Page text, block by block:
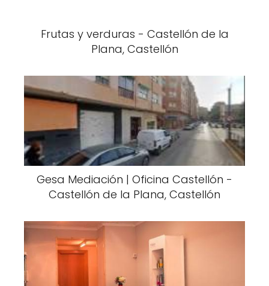
Frutas y verduras - Castellón de la
Plana, Castellón
Gesa Mediación | Oficina Castellón -
Castellón de la Plana, Castellón